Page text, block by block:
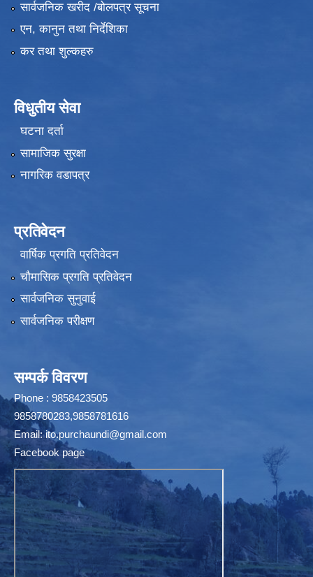
सार्वजनिक खरीद /बोलपत्र सूचना
एन, कानुन तथा निर्देशिका
कर तथा शुल्कहरु
विधुतीय सेवा
घटना दर्ता
सामाजिक सुरक्षा
नागरिक वडापत्र
प्रतिवेदन
वार्षिक प्रगति प्रतिवेदन
चौमासिक प्रगति प्रतिवेदन
सार्वजनिक सुनुवाई
सार्वजनिक परीक्षण
सम्पर्क विवरण
Phone : 9858423505
9858780283,9858781616
Email:ito.purchaundi@gmail.com
Facebook page